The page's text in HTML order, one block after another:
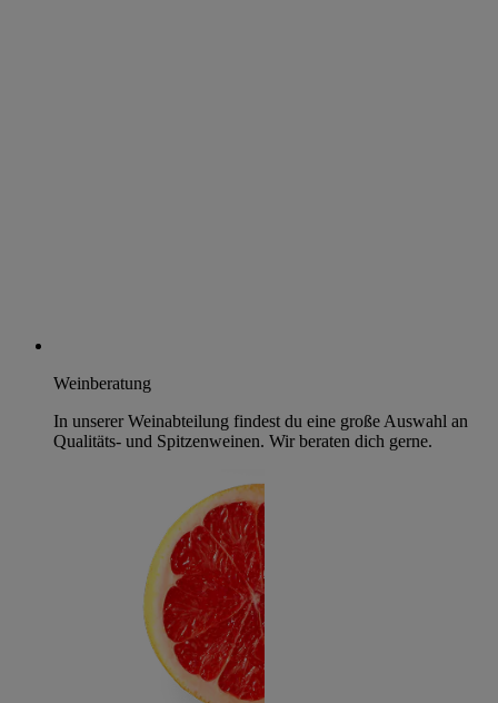
Weinberatung
In unserer Weinabteilung findest du eine große Auswahl an
Qualitäts- und Spitzenweinen. Wir beraten dich gerne.